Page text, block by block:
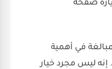
صفحة
في أهمية
ليس مجرد خيار